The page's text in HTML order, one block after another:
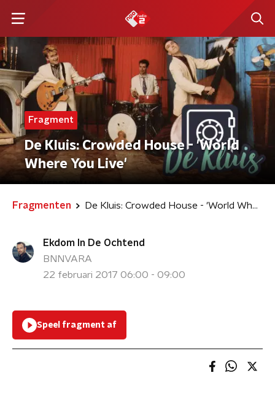
Fragment
De Kluis: Crowded House - 'World
Where You Live'
Fragmenten De Kluis: Crowded House - 'World Where You Live'
Ekdom In De Ochtend
BNNVARA
22 februari 2017 06:00 - 09:00
Speel fragment af